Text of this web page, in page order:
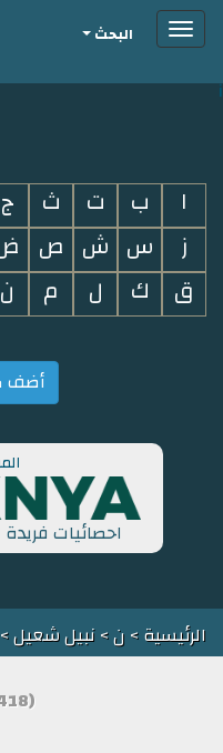
i
Toggleالبحث
ا ب ت ث ج
ز
س ش ص
ق
ك ل م ن
أضف
احصائيات
الرئيسية> ن>نبيل شعيل
(418) مشاهدة